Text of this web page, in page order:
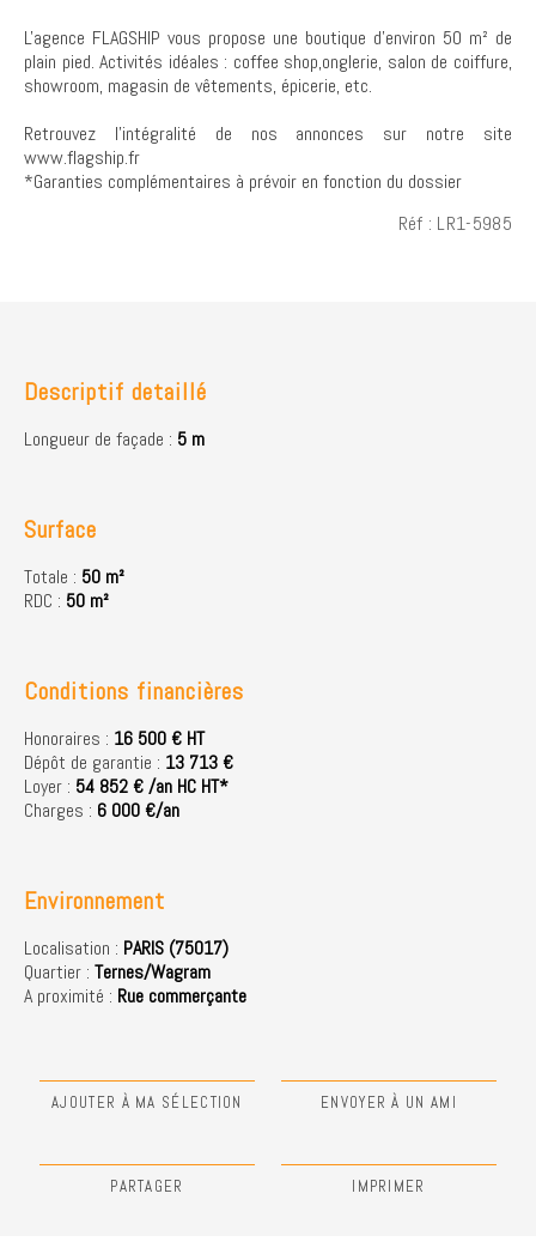
L'agence FLAGSHIP vous propose une boutique d'environ 50 m² de
plain pied. Activités idéales : coffee shop,onglerie, salon de coiffure,
showroom, magasin de vêtements, épicerie, etc.
Retrouvez l’intégralité de nos annonces sur notre site
www.flagship.fr
*Garanties complémentaires à prévoir en fonction du dossier
Réf : LR1-5985
Descriptif detaillé
Longueur de façade : 5 m
Surface
Totale : 50 m²
RDC : 50 m²
Conditions financières
Honoraires : 16 500 € HT
Dépôt de garantie : 13 713 €
Loyer : 54 852 € /an HC HT*
Charges : 6 000 €/an
Environnement
Localisation : PARIS (75017)
Quartier : Ternes/Wagram
A proximité : Rue commerçante
AJOUTER À MA SÉLECTION ENVOYER À UN AMI
PARTAGER IMPRIMER